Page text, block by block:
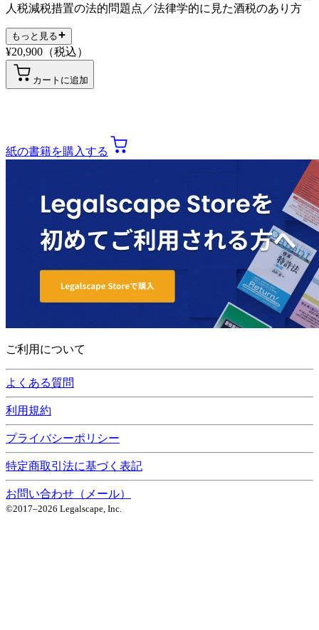
人税減税措置の法的問題点／法律学的に見た酒税のあり方
もっと見る
¥20,900 （税込）
カートに追加
紙の書籍を購入する
ご利用について
よくある質問
利用規約
プライバシーポリシー
特定商取引法に基づく表記
お問い合わせ（メール）
©2017–2026 Legalscape, Inc.